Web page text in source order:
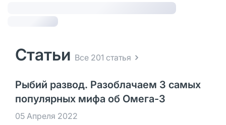
Статьи Все 201 статья
Рыбий развод. Разоблачаем 3 самых
популярных мифа об Омега-3
05 Апреля 2022